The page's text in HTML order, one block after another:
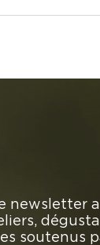
newsletter
soutenus